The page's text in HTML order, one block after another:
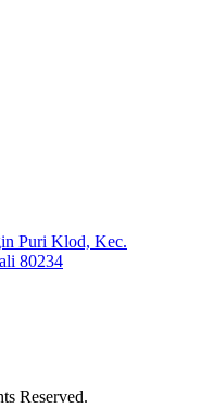
Puri Klod, Kec.
80234
Reserved.